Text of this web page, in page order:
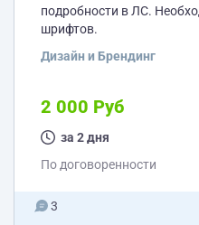
подробности в ЛС.
шрифтов.
Дизайн и Брендинг
2 000 Руб
за 2 дня
По договоренности
3